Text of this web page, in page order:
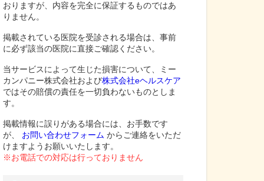
おりますが、内容を完全に保証するものではあ
りません。
掲載されている医院を受診される場合は、事前
に必ず該当の医院に直接ご確認ください。
当サービスによって生じた損害について、ミー
カンパニー株式会社および株式会社eヘルスケア
ではその賠償の責任を一切負わないものとしま
す。
掲載情報に誤りがある場合には、お手数です
が、
お問い合わせフォーム からご連絡をいただ
けますようお願いいたします。
※お電話での対応は行っておりません